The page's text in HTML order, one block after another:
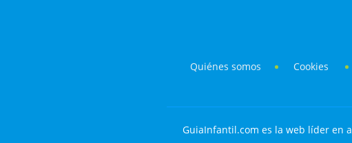
Quiénes somos Cookies
GuiaInfantil.com es la web líder en